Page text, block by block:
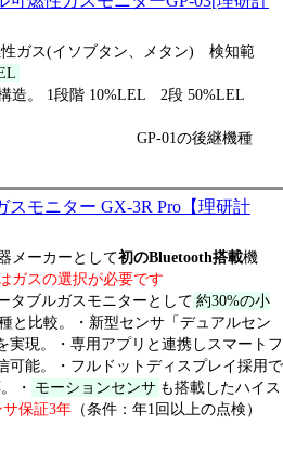
ガス(イソブタン、メタン) 検知範
造。 1段階 10%LEL 2段 50%LEL
35時間 GP-01の後継機種
スモニター GX-3R Pro【理研計
メーカーとして初のBluetooth搭載機
ガスの選択が必要です
タブルガスモニターとして 約30%の小
と比較。・新型センサ「デュアルセン
実現。・専用アプリと連携しスマートフ
可能。・フルドットディスプレイ採用で
・ モーションセンサ も搭載したハイス
サ保証3年 （条件：年1回以上の点検）